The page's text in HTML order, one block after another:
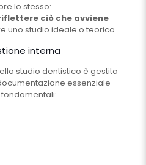
lo stesso:
ciò che avviene
uno studio ideale o teorico.
interna
studio dentistico è gestita
essenziale